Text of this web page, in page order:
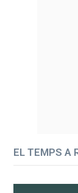
EL TEMPS A